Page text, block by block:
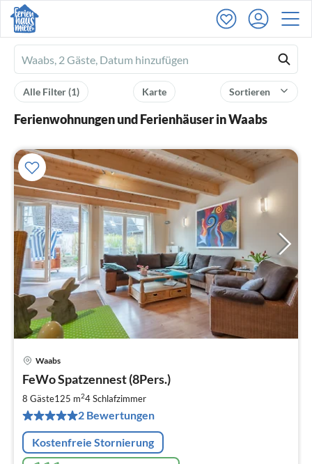
Ferienhausmiete
logo
Sortieren
Karte
Alle Filter(1)
Ferienwohnungen und Ferienhäuser in Waabs
Waabs
FeWo Spatzennest (8Pers.)
8 Gäste125 m24Schlafzimmer
2 Bewertungen
Kostenfreie Stornierung